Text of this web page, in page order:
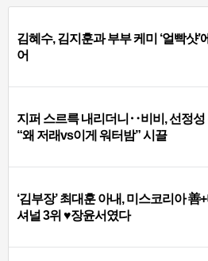
김혜수, 김지훈과 부부 케미 ‘얼빡샷’
어
지퍼 스르륵 내리더니‥비비, 선정성
“왜 저래vs이게 워터밤” 시끌
‘김부장’ 최대훈 아내, 미스코리아 善
셔널 3위 ♥장윤서였다